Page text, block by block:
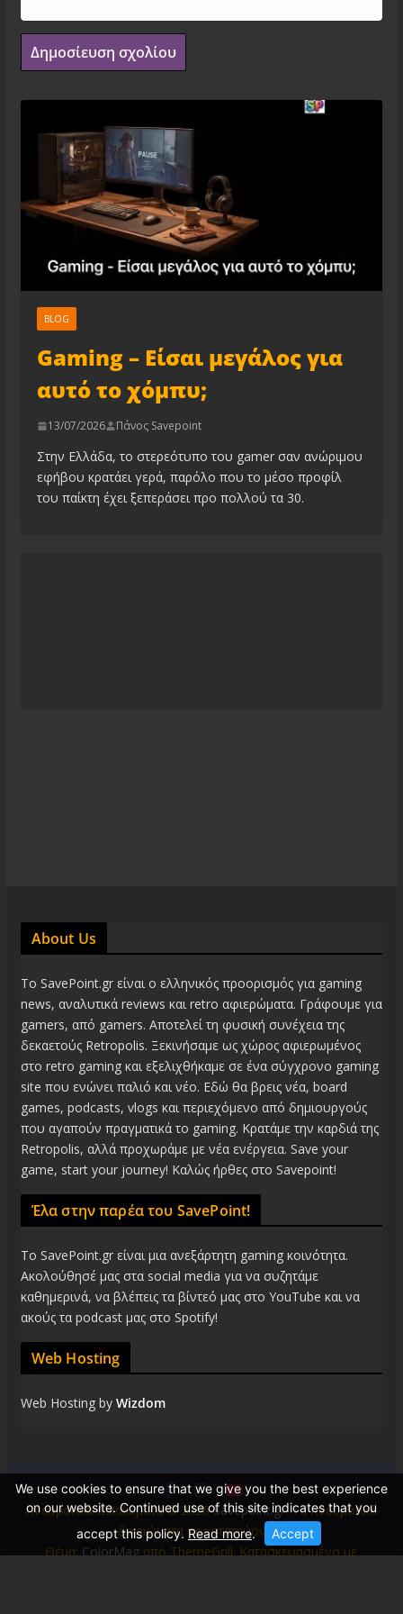
BLOG
Gaming – Είσαι μεγάλος για
αυτό το χόμπυ;
13/07/2026 Πάνος Savepoint
Στην Ελλάδα, το στερεότυπο του gamer σαν ανώριμου
εφήβου κρατάει γερά, παρόλο που το μέσο προφίλ
του παίκτη έχει ξεπεράσει προ πολλού τα 30.
About Us
Το SavePoint.gr είναι ο ελληνικός προορισμός για gaming
news, αναλυτικά reviews και retro αφιερώματα. Γράφουμε για
gamers, από gamers. Αποτελεί τη φυσική συνέχεια της
δεκαετούς Retropolis. Ξεκινήσαμε ως χώρος αφιερωμένος
στο retro gaming και εξελιχθήκαμε σε ένα σύγχρονο gaming
site που ενώνει παλιό και νέο. Εδώ θα βρεις νέα, board
games, podcasts, vlogs και περιεχόμενο από δημιουργούς
που αγαπούν πραγματικά το gaming. Κρατάμε την καρδιά της
Retropolis, αλλά προχωράμε με νέα ενέργεια. Save your
game, start your journey! Καλώς ήρθες στο Savepoint!
Έλα στην παρέα του SavePoint!
Το SavePoint.gr είναι μια ανεξάρτητη gaming κοινότητα.
Ακολούθησέ μας στα social media για να συζητάμε
καθημερινά, να βλέπεις τα βίντεό μας στο YouTube και να
ακούς τα podcast μας στο Spotify!
Web Hosting
Web Hosting by Wizdom
Πνευματικά Δικαιώματα © 2026Savepoint.gr. Τα πνευματικά
δικαιώματα προστατεύονται.
Θέμα:ColorMagαπό ThemeGrill. Κατασκευασμένο με
We use cookies to ensure that we give you the best experience
on our website. Continued use of this site indicates that you
accept this policy.Read more. Accept